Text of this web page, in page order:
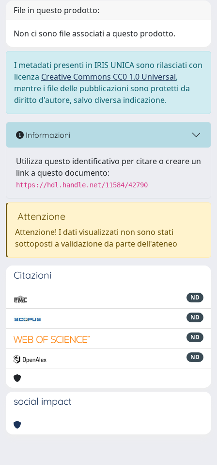
File in questo prodotto:
Non ci sono file associati a questo prodotto.
I metadati presenti in IRIS UNICA sono rilasciati con
licenza Creative Commons CC0 1.0 Universal,
mentre i file delle pubblicazioni sono protetti da
diritto d'autore, salvo diversa indicazione.
Informazioni
Utilizza questo identificativo per citare o creare un
link a questo documento:
https://hdl.handle.net/11584/42790
Attenzione
Attenzione! I dati visualizzati non sono stati
sottoposti a validazione da parte dell'ateneo
Citazioni
ND
ND
ND
ND
social impact